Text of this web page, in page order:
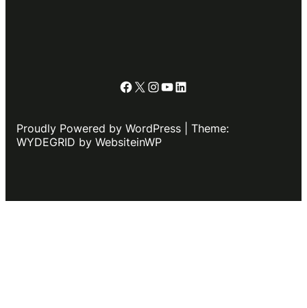
Facebook
X Instagram
YouTube
LinkedIn
Proudly Powered by WordPress | Theme:
WYDEGRID by WebsiteinWP